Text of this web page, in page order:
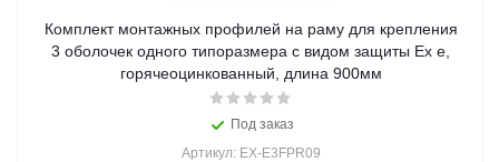
Комплект монтажных профилей на раму для крепления
3 оболочек одного типоразмера с видом защиты Ex e,
горячеоцинкованный, длина 900мм
Под заказ
Артикул: EX-E3FPR09